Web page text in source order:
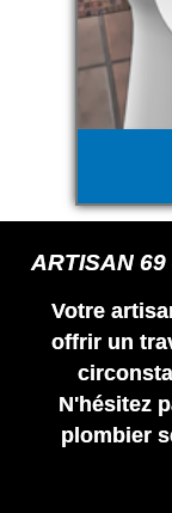
ARTISAN
Votre
offrir un
N'hésitez
plombier